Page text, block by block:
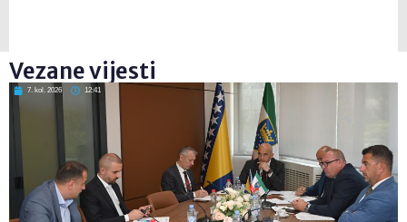
Vezane vijesti
7. kol. 2026 12:41